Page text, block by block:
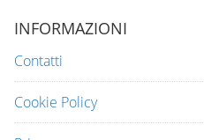
INFORMAZIONI
Contatti
Cookie Policy